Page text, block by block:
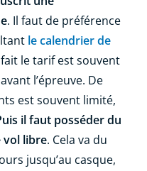
. Il faut de préférence
le calendrier de
fait le tarif est souvent
l’épreuve. De
est souvent limité,
il faut posséder du
vol libre. Cela va du
jusqu’au casque,